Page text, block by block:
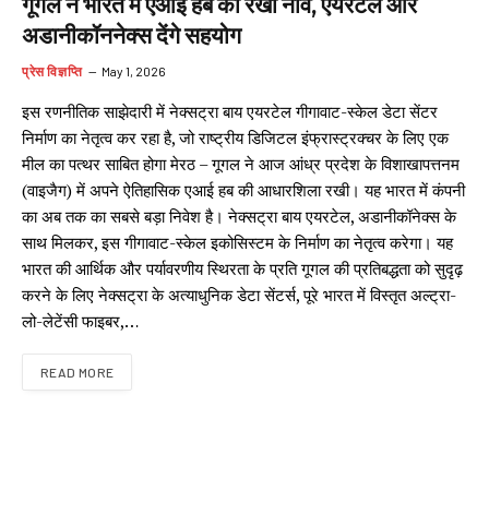
अडानीकॉननेक्स देंगे सहयोग
प्रेस विज्ञप्ति May 1, 2026
इस रणनीतिक साझेदारी में नेक्सट्रा बाय एयरटेल गीगावाट-स्केल डेटा सेंटर
निर्माण का नेतृत्व कर रहा है, जो राष्ट्रीय डिजिटल इंफ्रास्ट्रक्चर के लिए एक
मील का पत्थर साबित होगा मेरठ – गूगल ने आज आंध्र प्रदेश के विशाखापत्तनम
(वाइजैग) में अपने ऐतिहासिक एआई हब की आधारशिला रखी। यह भारत में कंपनी
का अब तक का सबसे बड़ा निवेश है। नेक्सट्रा बाय एयरटेल, अडानीकॉनेक्स के
साथ मिलकर, इस गीगावाट-स्केल इकोसिस्टम के निर्माण का नेतृत्व करेगा। यह
भारत की आर्थिक और पर्यावरणीय स्थिरता के प्रति गूगल की प्रतिबद्धता को सुदृढ़
करने के लिए नेक्सट्रा के अत्याधुनिक डेटा सेंटर्स, पूरे भारत में विस्तृत अल्ट्रा-
लो-लेटेंसी फाइबर,…
READ MORE